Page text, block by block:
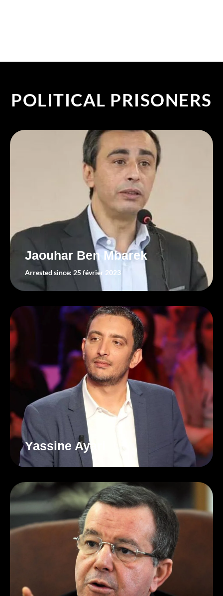
POLITICAL PRISONERS
Jaouhar Ben Mbarek
Arrested since: 25 février 2023
Yassine Ayari